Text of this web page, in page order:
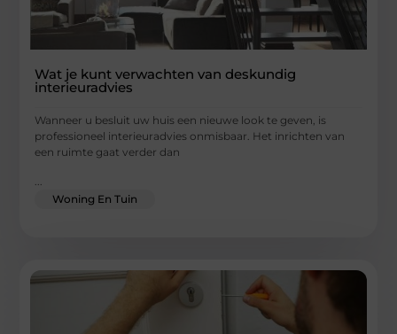
Wat je kunt verwachten van deskundig
interieuradvies
Wanneer u besluit uw huis een nieuwe look te geven, is
professioneel interieuradvies onmisbaar. Het inrichten van
een ruimte gaat verder dan
Woning En Tuin